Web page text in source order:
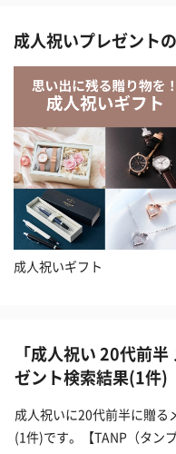
成人祝いプレゼント
成人祝いギフト
「成人祝い 20代前
ゼント検索結果(1件)
成人祝いに20代前半に贈る
(1件)です。【TANP（タン